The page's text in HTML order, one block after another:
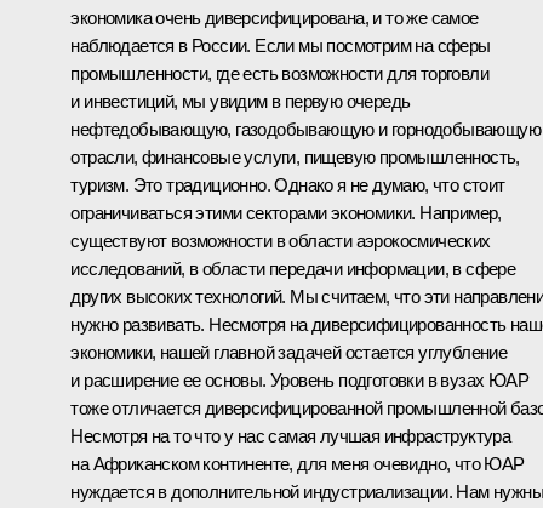
экономика очень диверсифицирована, и то же самое
наблюдается в России. Если мы посмотрим на сферы
промышленности, где есть возможности для торговли
и инвестиций, мы увидим в первую очередь
нефтедобывающую, газодобывающую и горнодобывающую
отрасли, финансовые услуги, пищевую промышленность,
туризм. Это традиционно. Однако я не думаю, что стоит
ограничиваться этими секторами экономики. Например,
существуют возможности в области аэрокосмических
исследований, в области передачи информации, в сфере
других высоких технологий. Мы считаем, что эти
нужно развивать. Несмотря на диверсифицированность
экономики, нашей главной задачей остается углубление
и расширение ее основы. Уровень подготовки в вузах ЮАР
тоже отличается диверсифицированной промышленной
Несмотря на то что у нас самая лучшая инфраструктура
на Африканском континенте, для меня очевидно, что ЮАР
нуждается в дополнительной индустриализации. Нам нужны